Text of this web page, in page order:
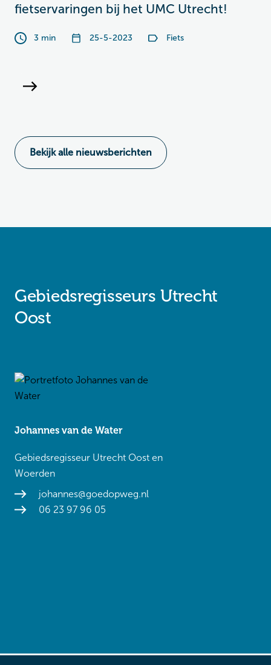
fietservaringen bij het UMC Utrecht!
3 min 25-5-2023 Fiets
Bekijk alle nieuwsberichten
Gebiedsregisseurs Utrecht
Oost
Johannes van de Water
Gebiedsregisseur Utrecht Oost en
Woerden
johannes@goedopweg.nl
06 23 97 96 05